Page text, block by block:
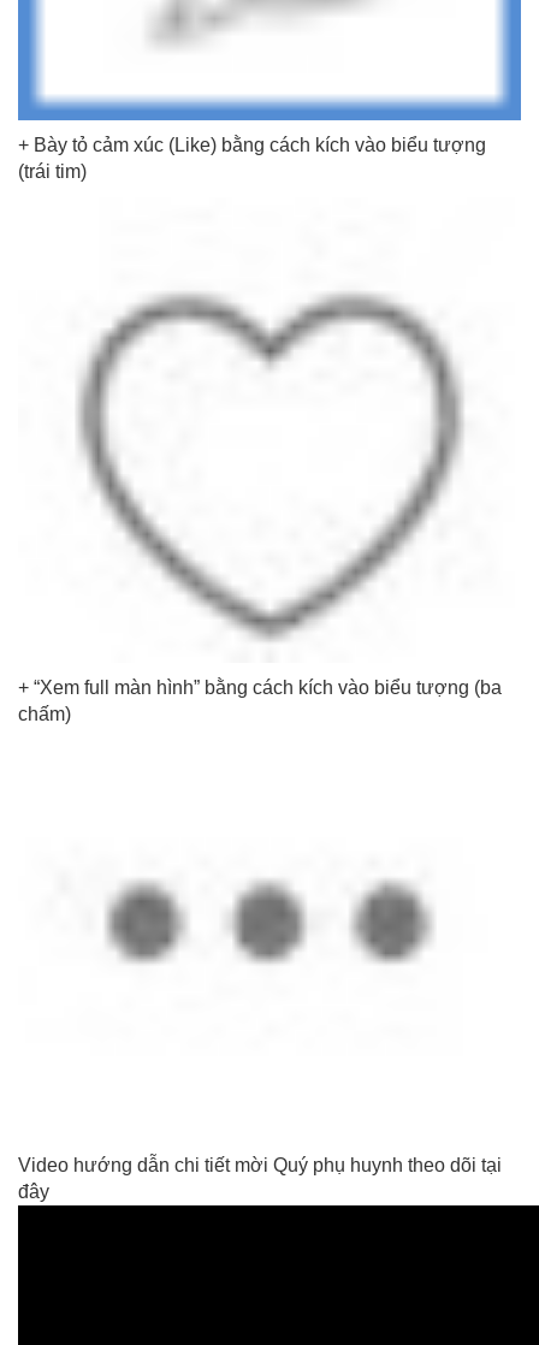
+ Bày tỏ cảm xúc (Like) bằng cách kích vào biểu tượng
(trái tim)
+ “Xem full màn hình” bằng cách kích vào biểu tượng (ba
chấm)
Video hướng dẫn chi tiết mời Quý phụ huynh theo dõi tại
đây